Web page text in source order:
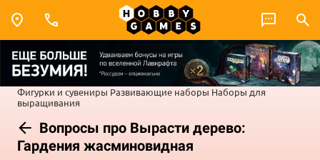
Фигурки и сувениры Развивающие наборы Наборы для
выращивания
Вопросы про Вырасти дерево:
Гардения жасминовидная